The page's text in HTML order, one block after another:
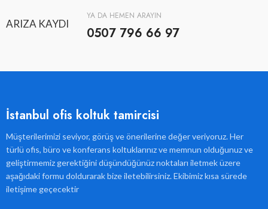
ARIZA KAYDI
YA DA HEMEN ARAYIN
0507 796 66 97
İstanbul ofis koltuk tamircisi
Müşterilerimizi seviyor, görüş ve önerilerine değer veriyoruz. Her
türlü ofis, büro ve konferans koltuklarınız ve memnun olduğunuz ve
geliştirmemiz gerektiğini düşündüğünüz noktaları iletmek üzere
aşağıdaki formu doldurarak bize iletebilirsiniz. Ekibimiz kısa sürede
iletişime geçecektir